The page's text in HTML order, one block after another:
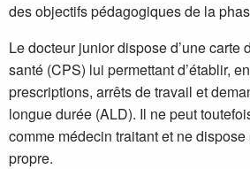
des objectifs pédagogiques de la
Le docteur junior dispose d’une carte
santé (CPS) lui permettant d’établir,
prescriptions, arrêts de travail et
longue durée (ALD). Il ne peut
comme médecin traitant et ne
propre.